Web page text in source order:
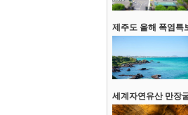
제주도 올해 폭염특
세계자연유산 만장